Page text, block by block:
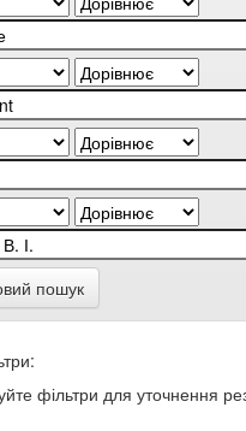
пошук
фільтри для уточнення